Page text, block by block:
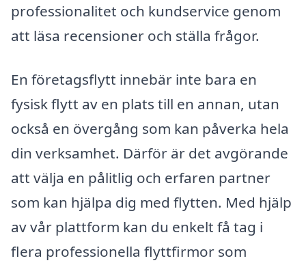
professionalitet och kundservice genom
att läsa recensioner och ställa frågor.
En företagsflytt innebär inte bara en
fysisk flytt av en plats till en annan, utan
också en övergång som kan påverka hela
din verksamhet. Därför är det avgörande
att välja en pålitlig och erfaren partner
som kan hjälpa dig med flytten. Med hjälp
av vår plattform kan du enkelt få tag i
flera professionella flyttfirmor som